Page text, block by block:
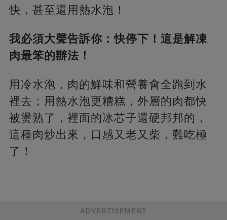
快，甚至還用熱水泡！
我必須大聲告訴你：快停下！這是解凍
肉最笨的辦法！
用冷水泡，肉的鮮味和營養會全跑到水
裡去；用熱水泡更糟糕，外層的肉都快
被燙熟了，裡面的冰芯子還硬邦邦的，
這種肉炒出來，口感又老又柴，難吃極
了！
ADVERTISEMENT